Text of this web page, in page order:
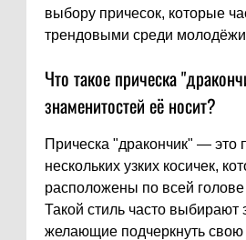
выбору причесок, которые
трендовыми среди
Что такое прическа
знаменитостей её носит?
Прическа "дракончик" — это
нескольких узких косичек,
расположены по всей голове
Такой стиль часто выбирают
желающие подчеркнуть свою